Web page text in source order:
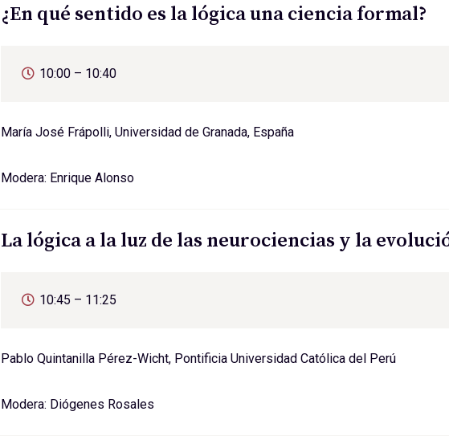
¿En qué sentido es la lógica una ciencia formal?
10:00 – 10:40
María José Frápolli, Universidad de Granada, España
Modera: Enrique Alonso
La lógica a la luz de las neurociencias y la
10:45 – 11:25
Pablo Quintanilla Pérez-Wicht, Pontificia Universidad Católica del Perú
Modera: Diógenes Rosales